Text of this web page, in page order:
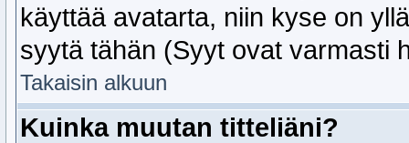
käyttää avatarta, niin kyse on
syytä tähän (Syyt ovat varmasti
Takaisin alkuun
Kuinka muutan titteliäni?